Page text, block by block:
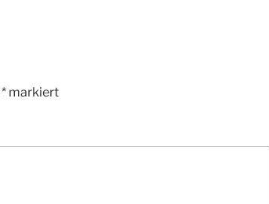
* markiert